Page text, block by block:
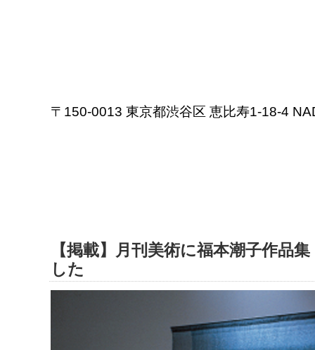
〒150-0013 東京都渋谷区 恵比寿1-18-4
【掲載】月刊美術に福本潮子作品
した